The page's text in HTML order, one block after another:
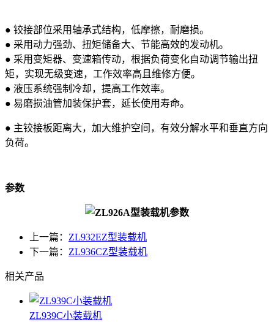
● 铰接部位采用轴承式结构，低摩擦，耐磨损。
● 采用动力强劲、扭矩储备大、节能高效的发动机。
● 采用变矩器、变速箱传动，根据负荷变化自动调节输出扭
矩，实现无级变速，工作效率高且维修方便。
● 液压系统强制冷却，提高工作效率。
● 易磨损油管加装保护套，延长使用寿命。
● 主铰接板距离大，加大维护空间，有效分解水平和垂直方向
负荷。
参数
上一篇： ZL932EZ型装载机
下一篇： ZL936CZ型装载机
相关产品
ZL939C小装载机